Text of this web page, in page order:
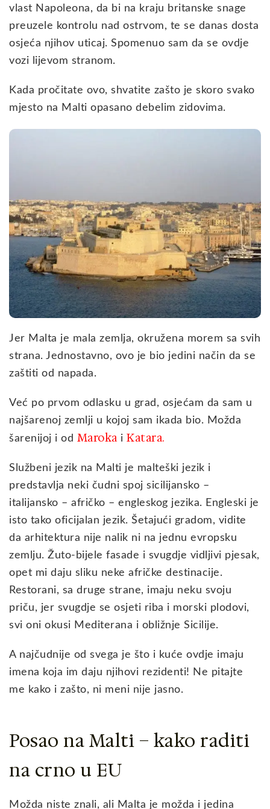
vlast Napoleona, da bi na kraju britanske snage
preuzele kontrolu nad ostrvom, te se danas dosta
osjeća njihov uticaj. Spomenuo sam da se ovdje
vozi lijevom stranom.
Kada pročitate ovo, shvatite zašto je skoro svako
mjesto na Malti opasano debelim zidovima.
Jer Malta je mala zemlja, okružena morem sa svih
strana. Jednostavno, ovo je bio jedini način da se
zaštiti od napada.
Već po prvom odlasku u grad, osjećam da sam u
najšarenoj zemlji u kojoj sam ikada bio. Možda
šarenijoj i od Marokai Katara.
Službeni jezik na Malti je malteški jezik i
predstavlja neki čudni spoj sicilijansko –
italijansko – afričko – engleskog jezika. Engleski je
isto tako oficijalan jezik. Šetajući gradom, vidite
da arhitektura nije nalik ni na jednu evropsku
zemlju. Žuto-bijele fasade i svugdje vidljivi pjesak,
opet mi daju sliku neke afričke destinacije.
Restorani, sa druge strane, imaju neku svoju
priču, jer svugdje se osjeti riba i morski plodovi,
svi oni okusi Mediterana i obližnje Sicilije.
A najčudnije od svega je što i kuće ovdje imaju
imena koja im daju njihovi rezidenti! Ne pitajte
me kako i zašto, ni meni nije jasno.
Posao na Malti – kako raditi
na crno u EU
Možda niste znali, ali Malta je možda i jedina